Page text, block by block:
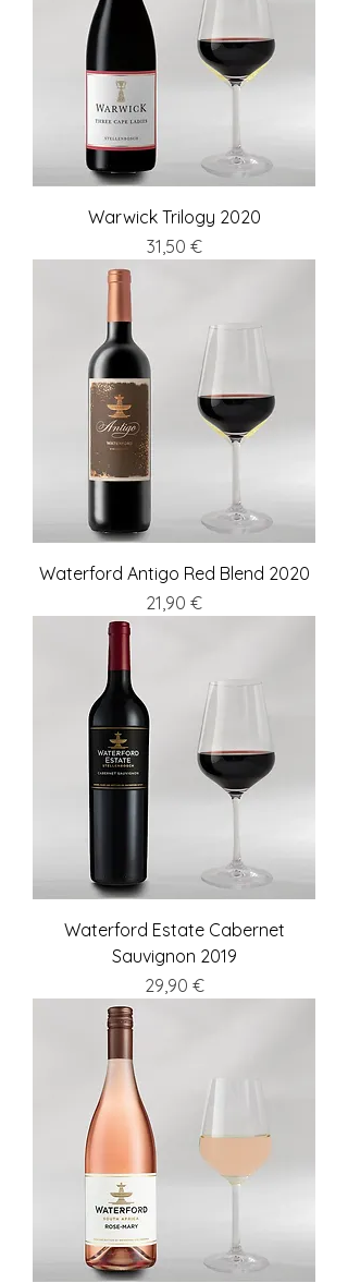
Warwick Trilogy 2020
Preis
31,50 €
Waterford Antigo Red Blend 2020
Preis
21,90 €
Waterford Estate Cabernet
Sauvignon 2019
Preis
29,90 €